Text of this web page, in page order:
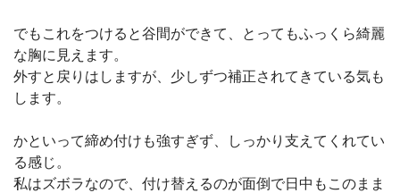
でもこれをつけると谷間ができて、とってもふっくら綺麗
な胸に見えます。
外すと戻りはしますが、少しずつ補正されてきている気も
します。
かといって締め付けも強すぎず、しっかり支えてくれてい
る感じ。
私はズボラなので、付け替えるのが面倒で日中もこのまま